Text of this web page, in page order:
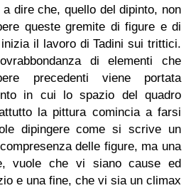
dire che, quello del dipinto, non
queste gremite di figure e di
il lavoro di Tadini sui trittici.
di elementi che
precedenti viene portata
in cui lo spazio del quadro
la pittura comincia a farsi
dipingere come si scrive un
delle figure, ma una
vuole che vi siano cause ed
e una fine, che vi sia un climax